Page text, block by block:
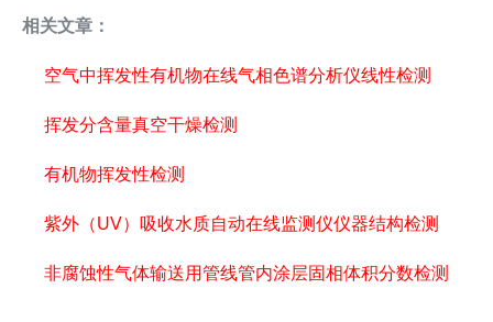
相关文章：
空气中挥发性有机物在线气相色谱分析仪线性检测
挥发分含量真空干燥检测
有机物挥发性检测
紫外（UV）吸收水质自动在线监测仪仪器结构检测
非腐蚀性气体输送用管线管内涂层固相体积分数检测